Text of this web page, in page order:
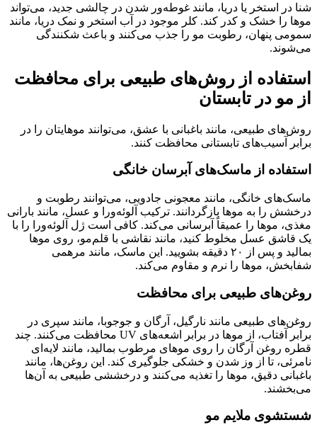
شنا در استخر یا دریا، مانند غوطه‌ور شدن در چالشی جدید، می‌تواند
موها را خشک و کدر کند. کلر موجود در آب استخر و نمک دریا، مانند
سمومی پنهان، رطوبت مو را جذب می‌کنند و باعث شکنندگی
می‌شوند.
استفاده از روش‌های طبیعی برای محافظت
از مو در تابستان
روش‌های طبیعی، مانند باغبانی با عشق، می‌توانند موهایتان را در
برابر آسیب‌های تابستانی محافظت کنند.
استفاده از ماسک‌های آبرسان خانگی
ماسک‌های خانگی، مانند معجونی جادویی، می‌توانند رطوبت و
درخشش را به موها بازگردانند. ترکیب آلوئه‌ورا و عسل، مانند بارانی
مغذی، موها را عمیقاً آبرسانی می‌کند. کافی است ژل آلوئه‌ورا را با
یک قاشق عسل مخلوط کنید، مانند نقاشی با قلم‌مو، روی موها
بمالید و پس از ۲۰ دقیقه بشویید. این ماسک، مانند مرهمی
شفابخش، موها را نرم و مقاوم می‌کند.
روغن‌های طبیعی برای محافظت
روغن‌های طبیعی مانند نارگیل، آرگان و جوجوبا، مانند سپری در
برابر آفتاب، از موها در برابر اشعه‌های UV محافظت می‌کنند. چند
قطره روغن آرگان را روی موهای مرطوب بمالید، مانند لایه‌ای
نامرئی، تا از وز شدن و خشکی جلوگیری کند. این روغن‌ها، مانند
باغبانی دقیق، موها را تغذیه می‌کنند و درخششی طبیعی به آن‌ها
می‌بخشند.
شستشوی ملایم مو